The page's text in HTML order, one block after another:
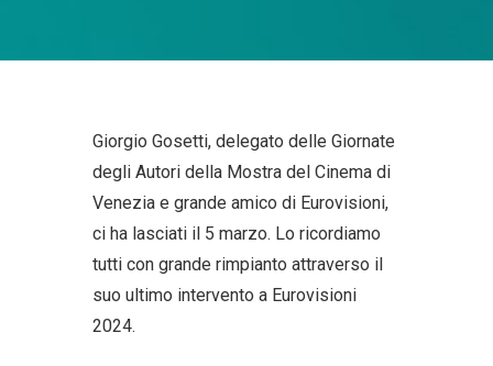
Giorgio Gosetti, delegato delle Giornate
degli Autori della Mostra del Cinema di
Venezia e grande amico di Eurovisioni,
ci ha lasciati il 5 marzo. Lo ricordiamo
tutti con grande rimpianto attraverso il
suo ultimo intervento a Eurovisioni
2024.